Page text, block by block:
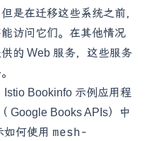
是在迁移这些系统之前，
访问它们。在其他情况
的 Web 服务，这些服务
Istio Bookinfo 示例应用程
Google Books APIs）中
何使用 mesh-